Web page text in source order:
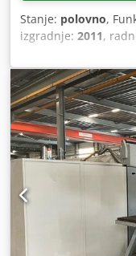
Stanje: polovno,
izgradnje: 2011,